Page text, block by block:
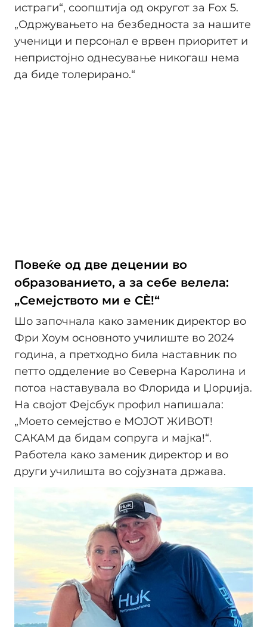
истраги“, соопштија од округот за Fox 5.
„Одржувањето на безбедноста за нашите
ученици и персонал е врвен приоритет и
непристојно однесување никогаш нема
да биде толерирано.“
Повеќе од две децении во
образованието, а за себе велела:
„Семејството ми е СÈ!“
Шо започнала како заменик директор во
Фри Хоум основното училиште во 2024
година, а претходно била наставник по
петто одделение во Северна Каролина и
потоа наставувала во Флорида и Џорџија.
На својот Фејсбук профил напишала:
„Моето семејство е МОЈОТ ЖИВОТ!
САКАМ да бидам сопруга и мајка!“.
Работела како заменик директор и во
други училишта во сојузната држава.